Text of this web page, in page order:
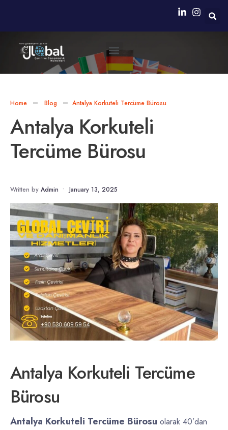
Home Blog Antalya Korkuteli Tercüme Bürosu
Antalya Korkuteli
Tercüme Bürosu
Written by Admin • January 13, 2025
Antalya Korkuteli Tercüme
Bürosu
Antalya Korkuteli Tercüme Bürosu olarak 40’dan